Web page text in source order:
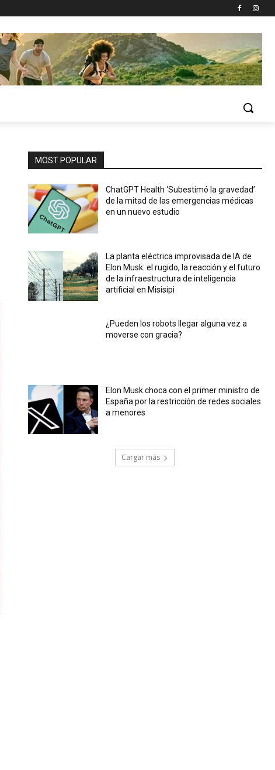
MOST POPULAR
ChatGPT Health ‘Subestimó la gravedad’
de la mitad de las emergencias médicas
en un nuevo estudio
La planta eléctrica improvisada de IA de
Elon Musk: el rugido, la reacción y el futuro
de la infraestructura de inteligencia
artificial en Misisipi
¿Pueden los robots llegar alguna vez a
moverse con gracia?
Elon Musk choca con el primer ministro de
España por la restricción de redes sociales
a menores
Cargar más